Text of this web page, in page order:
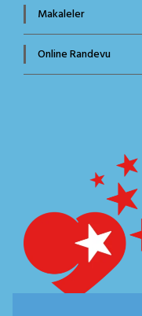
Makaleler
Online Randevu